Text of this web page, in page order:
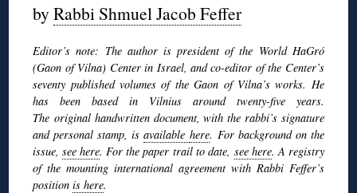
byRabbi Shmuel Jacob Feffer
Editor’s note: The author is president of the World HaGró
(Gaon of Vilna) Center in Israel, and co-editor of the Center’s
seventy published volumes of the Gaon of Vilna’s works. He
has been based in Vilnius around twenty-five years.
Theoriginal handwritten document, with the rabbi’s signature
and personal stamp, isavailable here. For background on the
issue,see here. For the paper trail to date, see here. A registry
of the mounting international agreement with Rabbi Feffer’s
positionis here.